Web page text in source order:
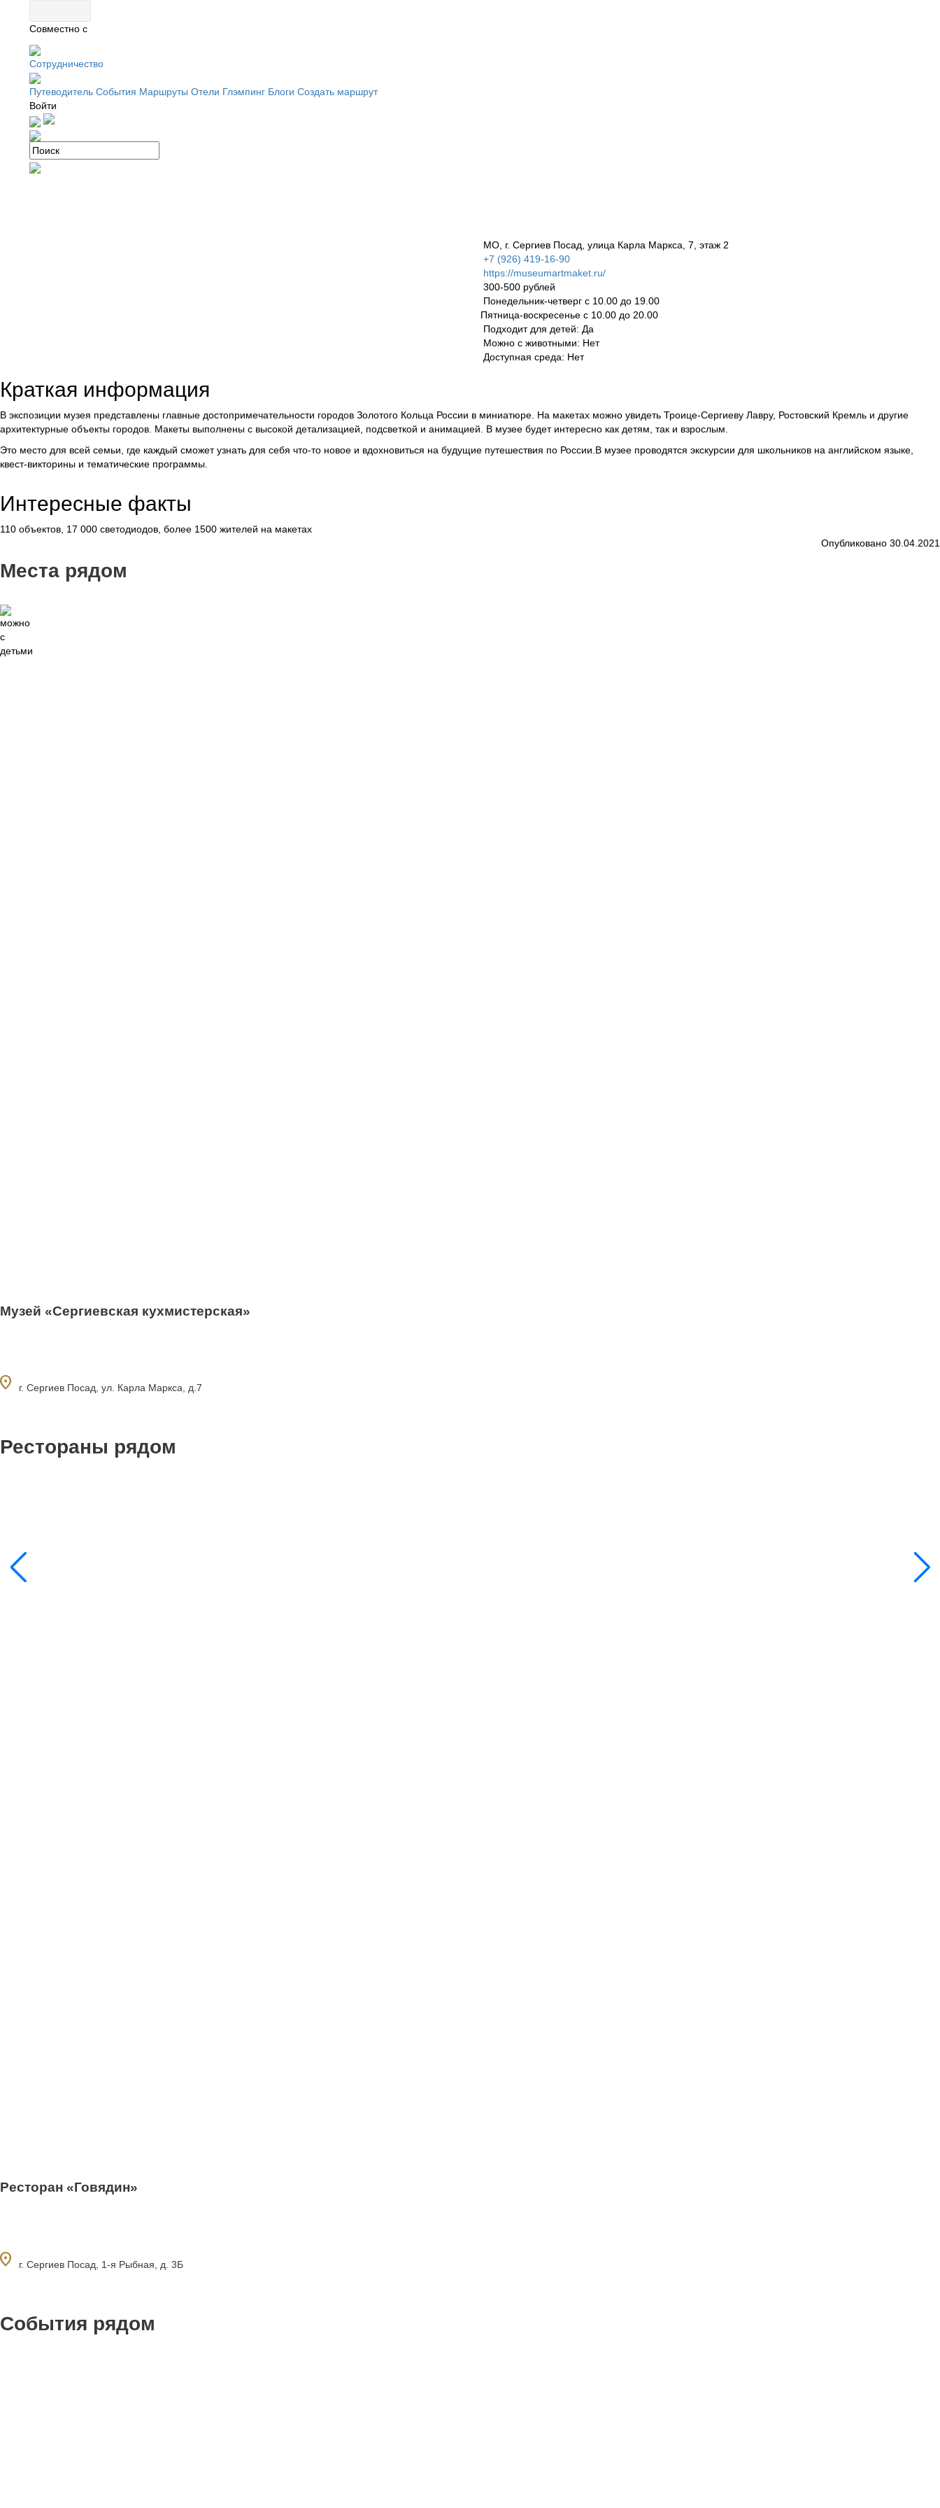
Совместно с
Сотрудничество
Путеводитель События Маршруты Отели Глэмпинг Блоги Создать маршрут
Войти
МО, г. Сергиев Посад, улица Карла Маркса, 7, этаж 2
+7 (926) 419-16-90
https://museumartmaket.ru/
300-500 рублей
Понедельник-четверг с 10.00 до 19.00
Пятница-воскресенье с 10.00 до 20.00
Подходит для детей: Да
Можно с животными: Нет
Доступная среда: Нет
Краткая информация
В экспозиции музея представлены главные достопримечательности городов Золотого Кольца России в миниатюре. На макетах можно увидеть Троице-Сергиеву Лавру, Ростовский Кремль и другие
архитектурные объекты городов. Макеты выполнены с высокой детализацией, подсветкой и анимацией. В музее будет интересно как детям, так и взрослым.
Это место для всей семьи, где каждый сможет узнать для себя что-то новое и вдохновиться на будущие путешествия по России.В музее проводятся экскурсии для школьников на английском языке,
квест-викторины и тематические программы.
Интересные факты
110 объектов, 17 000 светодиодов, более 1500 жителей на макетах
Опубликовано 30.04.2021
Места рядом
Музей «Сергиевская кухмистерская»
г. Сергиев Посад, ул. Карла Маркса, д.7
Рестораны рядом
Ресторан «Говядин»
г. Сергиев Посад, 1-я Рыбная, д. 3Б
События рядом